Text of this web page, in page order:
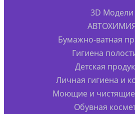
3D Модели
Бумажно-ватная
Гигиена
Детская
Личная гигиена и
Моющие и чистящие
Обувная